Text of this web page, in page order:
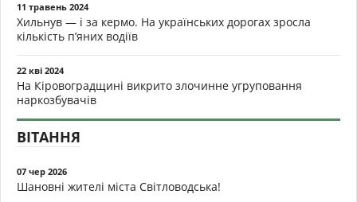
11 травень 2024
Хильнув — і за кермо. На українських дорогах зросла
кількість п’яних водіїв
22 кві 2024
На Кіровоградщині викрито злочинне угруповання
наркозбувачів
ВІТАННЯ
07 чер 2026
Шановні жителі міста Світловодська!